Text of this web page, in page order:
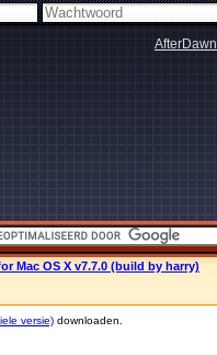
AfterDawn
Mac OS X v7.7.0 (build by harry)
versie) downloaden.